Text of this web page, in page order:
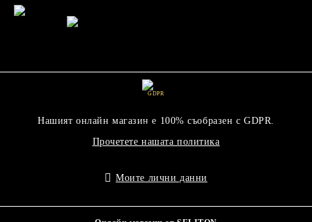
GDPR
Нашият онлайн магазин е 100% съобразен с GDPR.
Прочетете нашата политика
Моите лични данни